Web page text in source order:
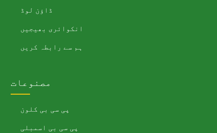
ڈاؤن لوڈ
انکوائری بھیجیں
ہم سے رابطہ کریں
مصنوعات
پی سی بی کلون
پی سی بی اسمبلی